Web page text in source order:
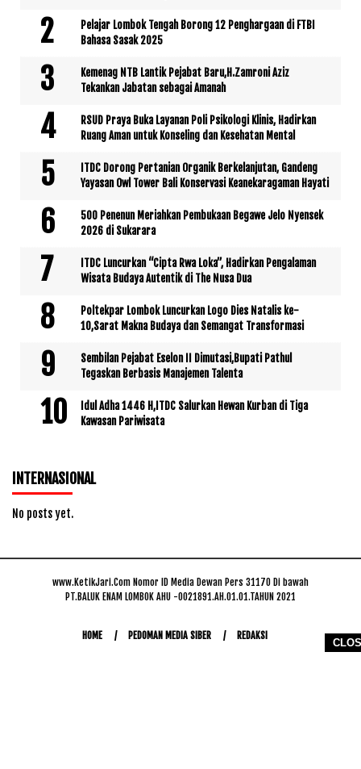
Pelajar Lombok Tengah Borong 12 Penghargaan di FTBI
Bahasa Sasak 2025
Kemenag NTB Lantik Pejabat Baru,H.Zamroni Aziz
Tekankan Jabatan sebagai Amanah
RSUD Praya Buka Layanan Poli Psikologi Klinis, Hadirkan
Ruang Aman untuk Konseling dan Kesehatan Mental
ITDC Dorong Pertanian Organik Berkelanjutan, Gandeng
Yayasan Owl Tower Bali Konservasi Keanekaragaman Hayati
500 Penenun Meriahkan Pembukaan Begawe Jelo Nyensek
2026 di Sukarara
ITDC Luncurkan “Cipta Rwa Loka”, Hadirkan Pengalaman
Wisata Budaya Autentik di The Nusa Dua
Poltekpar Lombok Luncurkan Logo Dies Natalis ke-
10,Sarat Makna Budaya dan Semangat Transformasi
Sembilan Pejabat Eselon II Dimutasi,Bupati Pathul
Tegaskan Berbasis Manajemen Talenta
Idul Adha 1446 H,ITDC Salurkan Hewan Kurban di Tiga
Kawasan Pariwisata
INTERNASIONAL
No posts yet.
www.KetikJari.Com Nomor ID Media Dewan Pers 31170 Di bawah
PT.BALUK ENAM LOMBOK AHU -0021891.AH.01.01.TAHUN 2021
HOME PEDOMAN MEDIA SIBER REDAKSI